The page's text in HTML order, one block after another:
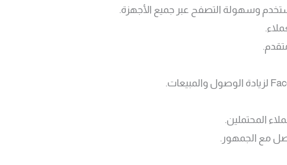
وسهولة التصفح عبر جميع الأجهزة.
المحتملين.
مع الجمهور.